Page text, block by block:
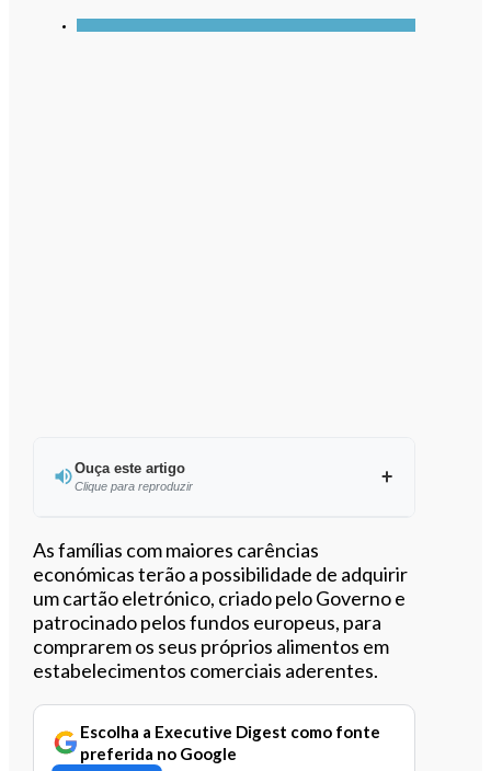
Ouça este artigo
Clique para reproduzir
Ouvir este artigo
As famílias com maiores carências
económicas terão a possibilidade de adquirir
um cartão eletrónico, criado pelo Governo e
patrocinado pelos fundos europeus, para
comprarem os seus próprios alimentos em
estabelecimentos comerciais aderentes.
Escolha a Executive Digest como fonte
preferida no Google